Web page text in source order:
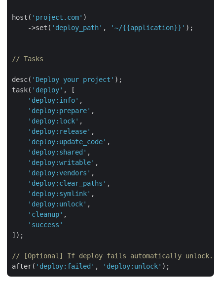
host( 'project.com' )
    ->set(
'deploy_path' , '~/{{application}}' );
// Tasks
desc( 'Deploy your project' );
task( 'deploy' , [
'deploy:info' ,
'deploy:prepare' ,
'deploy:lock' ,
'deploy:release' ,
'deploy:update_code' ,
'deploy:shared' ,
'deploy:writable' ,
'deploy:vendors' ,
'deploy:clear_paths' ,
'deploy:symlink' ,
'deploy:unlock' ,
'cleanup' ,
'success'
]);
// [Optional] If deploy fails automatically unlock.
after( 'deploy:failed' , 'deploy:unlock'